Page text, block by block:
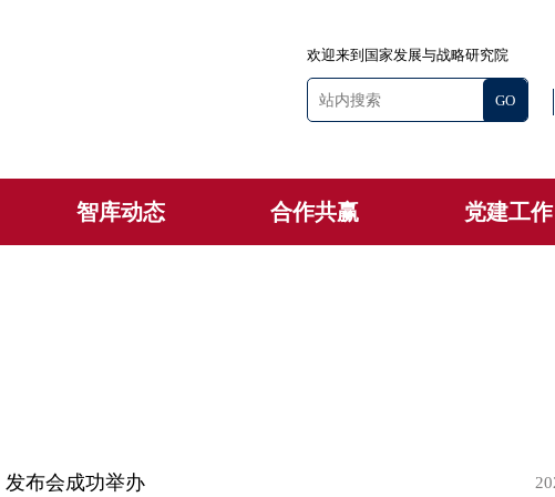
欢迎来到国家发展与战略研究院
智库动态 合作共赢 党建工作
发布会成功举办